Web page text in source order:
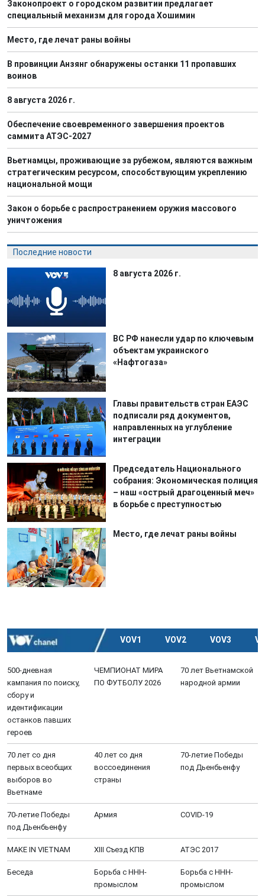
Законопроект о городском развитии предлагает
специальный механизм для города Хошимин
Место, где лечат раны войны
В провинции Анзянг обнаружены останки 11 пропавших
воинов
8 августа 2026 г.
Обеспечение своевременного завершения проектов
саммита АТЭС-2027
Вьетнамцы, проживающие за рубежом, являются важным
стратегическим ресурсом, способствующим укреплению
национальной мощи
Закон о борьбе с распространением оружия массового
уничтожения
Последние новости
8 августа 2026 г.
ВС РФ нанесли удар по ключевым
объектам украинского
«Нафтогаза»
Главы правительств стран ЕАЭС
подписали ряд документов,
направленных на углубление
интеграции
Председатель Национального
собрания: Экономическая полиция
– наш «острый драгоценный меч»
в борьбе с преступностью
Место, где лечат раны войны
VOV1 VOV2 VOV3
500-дневная
кампания по поиску,
сбору и
идентификации
останков павших
героев
ЧЕМПИОНАТ МИРА
ПО ФУТБОЛУ 2026
70 лет Вьетнамской
народной армии
70 лет со дня
первых всеобщих
выборов во
Вьетнаме
40 лет со дня
воссоединения
страны
70-летие Победы
под Дьенбьенфу
70-летие Победы
под Дьенбьенфу
Aрмия COVID-19
MAKE IN VIETNAM XIII Cъезд КПВ АТЭС 2017
Беседа
Борьба с ННН-
промыслом
Борьба с ННН-
промыслом